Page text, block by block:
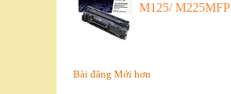
M125/ M225MFP
Bài đăng Mới hơn